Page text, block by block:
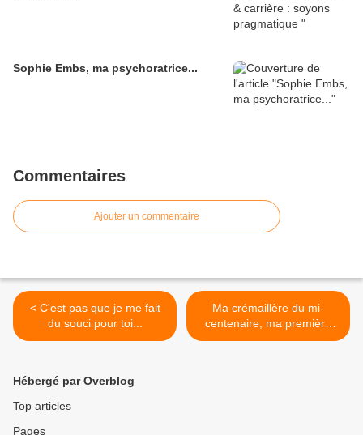
Sophie Embs, ma psychoratrice...
Commentaires
Ajouter un commentaire
< C'est pas que je me fait
du souci pour toi...
Ma crémaillère du mi-
centenaire, ma première
fête d’adulte >
Hébergé par Overblog
Top articles
Pages